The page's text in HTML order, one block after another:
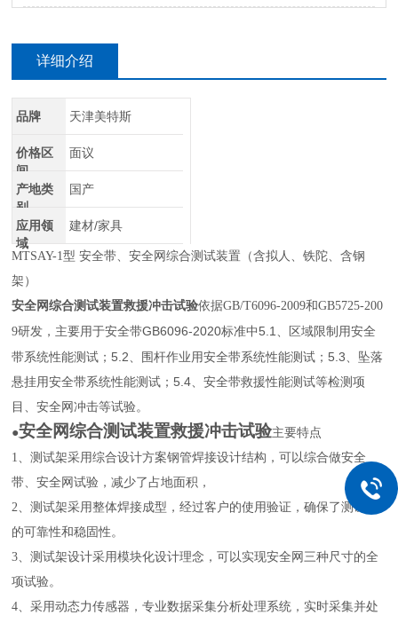
详细介绍
品牌 天津美特斯
价格区
间
面议
产地类
别
国产
应用领
域
建材/家具
MTSAY-1型 安全带、安全网综合测试装置 （含拟人、铁陀、含钢
架）
安全网综合测试装置救援冲击试验依据GB/T6096-2009和GB5725-200
9研发，主要用于安全带GB6096-2020标准中5.1、区域限制用安全
带系统性能测试；5.2、围杆作业用安全带系统性能测试；5.3、坠落
悬挂用安全带系统性能测试；5.4、安全带救援性能测试等检测项
目、安全网冲击等试验。
●安全网综合测试装置救援冲击试验主要特点
1、测试架采用综合设计方案钢管焊接设计结构，可以综合做安全
带、安全网试验，减少了占地面积，
2、测试架采用整体焊接成型，经过客户的使用验证，确保了测试架
的可靠性和稳固性。
3、测试架设计采用模块化设计理念，可以实现安全网三种尺寸的全
项试验。
4、采用动态力传感器，专业数据采集分析处理系统，实时采集并处